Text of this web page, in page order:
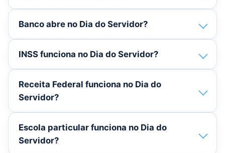
Banco abre no Dia do Servidor?
INSS funciona no Dia do Servidor?
Receita Federal funciona no Dia do
Servidor?
Escola particular funciona no Dia do
Servidor?